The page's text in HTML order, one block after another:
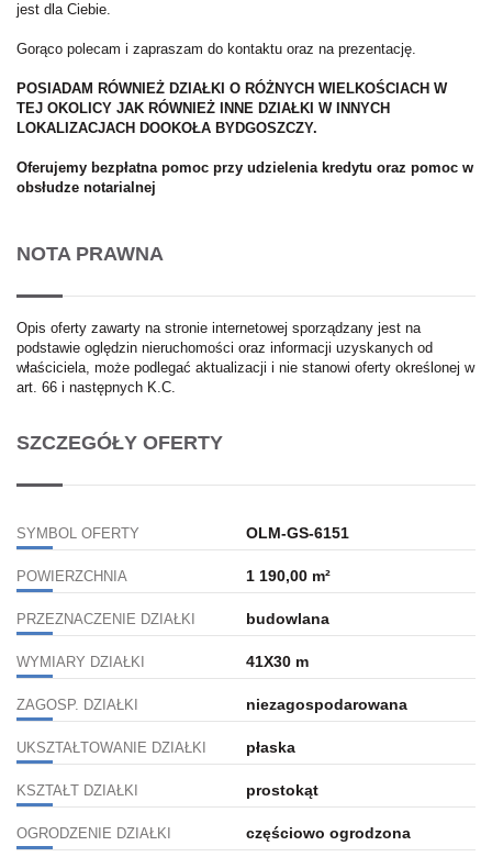
jest dla Ciebie.
Gorąco polecam i zapraszam do kontaktu oraz na prezentację.
POSIADAM RÓWNIEŻ DZIAŁKI O RÓŻNYCH WIELKOŚCIACH W
TEJ OKOLICY JAK RÓWNIEŻ INNE DZIAŁKI W INNYCH
LOKALIZACJACH DOOKOŁA BYDGOSZCZY.
Oferujemy bezpłatna pomoc przy udzielenia kredytu oraz pomoc w
obsłudze notarialnej
NOTA PRAWNA
Opis oferty zawarty na stronie internetowej sporządzany jest na
podstawie oględzin nieruchomości oraz informacji uzyskanych od
właściciela, może podlegać aktualizacji i nie stanowi oferty określonej w
art. 66 i następnych K.C.
SZCZEGÓŁY OFERTY
SYMBOL OFERTY OLM-GS-6151
POWIERZCHNIA 1 190,00 m²
PRZEZNACZENIE DZIAŁKI budowlana
WYMIARY DZIAŁKI 41X30 m
ZAGOSP. DZIAŁKI niezagospodarowana
UKSZTAŁTOWANIE DZIAŁKI płaska
KSZTAŁT DZIAŁKI prostokąt
OGRODZENIE DZIAŁKI częściowo ogrodzona